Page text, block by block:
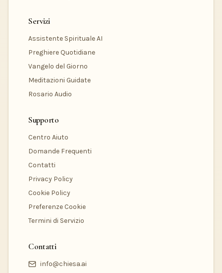
Servizi
Assistente Spirituale AI
Preghiere Quotidiane
Vangelo del Giorno
Meditazioni Guidate
Rosario Audio
Supporto
Centro Aiuto
Domande Frequenti
Contatti
Privacy Policy
Cookie Policy
Preferenze Cookie
Termini di Servizio
Contatti
info@chiesa.ai